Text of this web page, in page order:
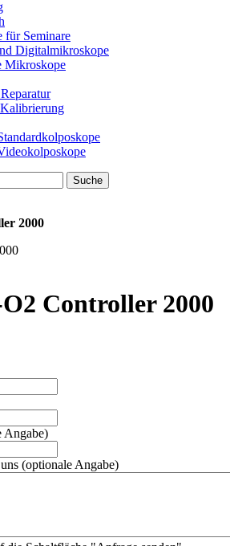
für Seminare
Digitalmikroskope
Mikroskope
Suche
2000
Controller 2000
Angabe)
(optionale Angabe)